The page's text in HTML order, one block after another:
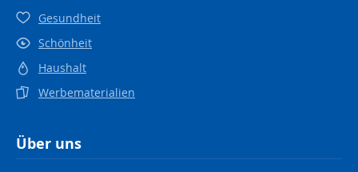
Gesundheit
Schönheit
Haushalt
Werbematerialien
Über uns